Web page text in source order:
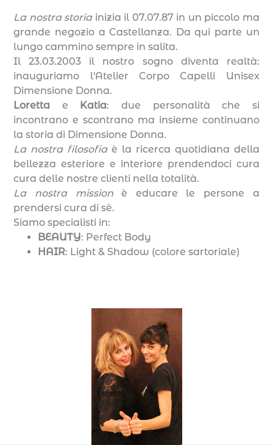
La nostra storiainizia il 07.07.87 in un piccolo ma
grande negozio a Castellanza. Da qui parte un
lungo cammino sempre in salita.
Il 23.03.2003 il nostro sogno diventa realtà:
inauguriamo l′Atelier Corpo Capelli Unisex
Dimensione Donna.
Loretta e Katia: due personalità che si
incontrano e scontrano ma insieme continuano
la storia di Dimensione Donna.
La nostra filosofiaè la ricerca quotidiana della
bellezza esteriore e interiore prendendoci cura
cura delle nostre clienti nella totalità.
La nostra missionè educare le persone a
prendersi cura di sè.
Siamo specialisti in:
BEAUTY: Perfect Body
HAIR: Light & Shadow (colore sartoriale)